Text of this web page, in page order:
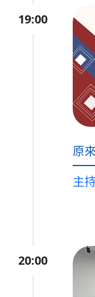
19:00
原
主
20:00